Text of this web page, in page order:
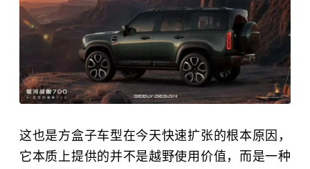
这也是方盒子车型在今天快速扩张的根本原因，
它本质上提供的并不是越野使用价值，而是一种